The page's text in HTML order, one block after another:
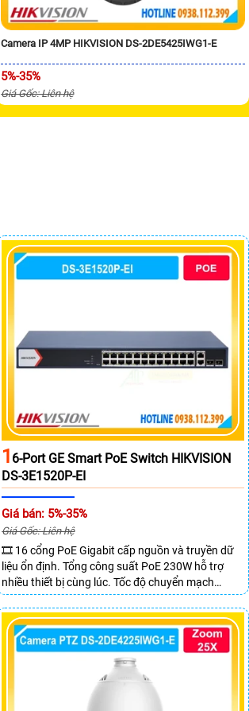
Camera IP 4MP HIKVISION DS-2DE5425IWG1-E
5%-35%
Giá Gốc: Liên hệ
1 6-Port GE Smart PoE Switch HIKVISION
DS-3E1520P-EI
Giá bán: 5%-35%
Giá Gốc: Liên hệ
🎞 16 cổng PoE Gigabit cấp nguồn và truyền dữ
liệu ổn định. Tổng công suất PoE 230W hỗ trợ
nhiều thiết bị cùng lúc. Tốc độ chuyển mạch
68Gbps đảm bảo hiệu suất cao ổn định. Hỗ trợ
truyền PoE xa lên đến 300m cho hệ thống
camera.